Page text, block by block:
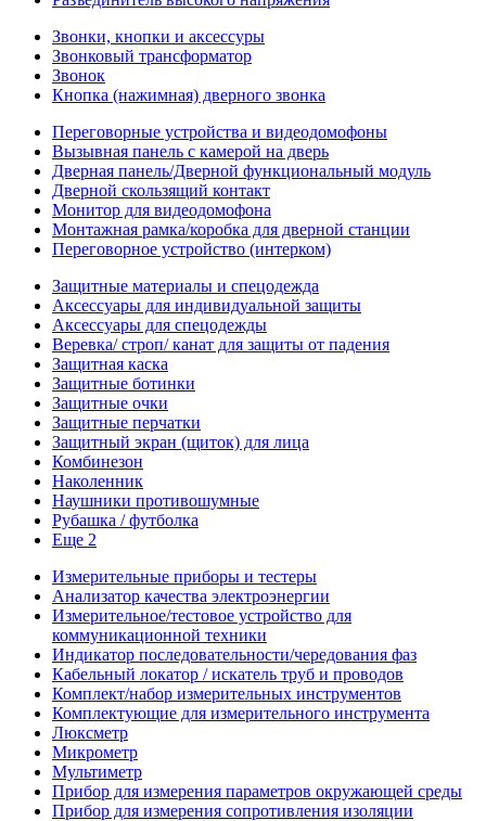
Звонки, кнопки и аксессуры
Звонковый трансформатор
Звонок
Кнопка (нажимная) дверного звонка
Переговорные устройства и видеодомофоны
Вызывная панель с камерой на дверь
Дверная панель/Дверной функциональный модуль
Дверной скользящий контакт
Монитор для видеодомофона
Монтажная рамка/коробка для дверной станции
Переговорное устройство (интерком)
Защитные материалы и спецодежда
Аксессуары для индивидуальной защиты
Аксессуары для спецодежды
Веревка/ строп/ канат для защиты от падения
Защитная каска
Защитные ботинки
Защитные очки
Защитные перчатки
Защитный экран (щиток) для лица
Комбинезон
Наколенник
Наушники противошумные
Рубашка / футболка
Еще 2
Измерительные приборы и тестеры
Анализатор качества электроэнергии
Измерительное/тестовое устройство для
коммуникационной техники
Индикатор последовательности/чередования фаз
Кабельный локатор / искатель труб и проводов
Комплект/набор измерительных инструментов
Комплектующие для измерительного инструмента
Люксметр
Микрометр
Мультиметр
Прибор для измерения параметров окружающей среды
Прибор для измерения сопротивления изоляции